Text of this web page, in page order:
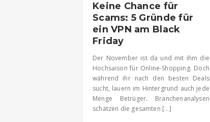
Keine Chance für
Scams: 5 Gründe für
ein VPN am Black
Friday
Der November ist da und mit ihm die
Hochsaison für Online-Shopping. Doch
während ihr nach den besten Deals
sucht, lauern im Hintergrund auch jede
Menge Betrüger. Branchenanalysen
schätzen die gesamten [...]